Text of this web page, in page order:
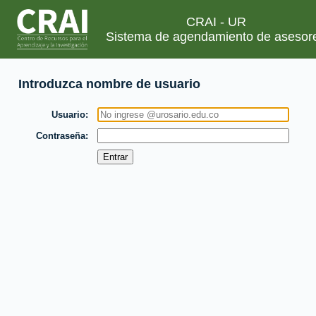
CRAI - UR
Sistema de agendamiento de
Introduzca nombre de usuario
Usuario
Contraseña